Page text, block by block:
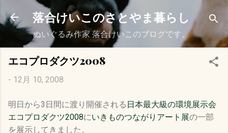
スキップしてメイン コンテンツに移動
落合けいこのさとやま暮らし
ぬいぐるみ作家 落合けいこのブログです。
エコプロダクツ2008
- 12月 10, 2008
明日から3日間に渡り開催される 日本最大級の環境展示会
エコプロダクツ2008にいきものつながりアート展の一部
を展示してきました。